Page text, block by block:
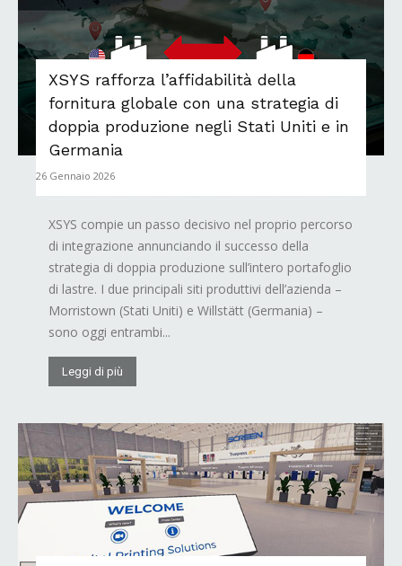
XSYS rafforza l’affidabilità della
fornitura globale con una strategia di
doppia produzione negli Stati Uniti e in
Germania
26 Gennaio 2026
XSYS compie un passo decisivo nel proprio percorso
di integrazione annunciando il successo della
strategia di doppia produzione sull’intero portafoglio
di lastre. I due principali siti produttivi dell’azienda –
Morristown (Stati Uniti) e Willstätt (Germania) –
sono oggi entrambi...
Leggi di più